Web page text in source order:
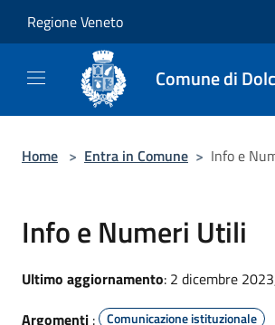
Regione Veneto
Comune di
Home > Entra in Comune > Info e
Info e Numeri Utili
Ultimo aggiornamento: 2 dicembre
Argomenti : Comunicazione istituzionale